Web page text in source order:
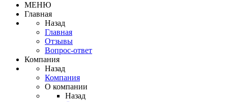
МЕНЮ
Главная
Назад
Главная
Отзывы
Вопрос-ответ
Компания
Назад
Компания
О компании
Назад